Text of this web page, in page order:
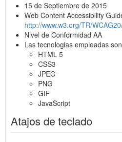
15 de Septiembre de 2015
Web Content Accessibility
http://www.w3.org/TR/
Nivel de Conformidad AA
Las tecnologias empleadas
HTML 5
CSS3
JPEG
PNG
GIF
JavaScript
Atajos de teclado